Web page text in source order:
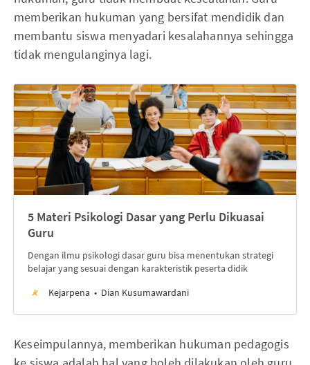
memberikan hukuman yang bersifat mendidik dan
membantu siswa menyadari kesalahannya sehingga
tidak mengulanginya lagi.
5 Materi Psikologi Dasar yang Perlu Dikuasai
Guru
Dengan ilmu psikologi dasar guru bisa menentukan strategi
belajar yang sesuai dengan karakteristik peserta didik
Kejarpena
Dian Kusumawardani
Keseimpulannya, memberikan hukuman pedagogis